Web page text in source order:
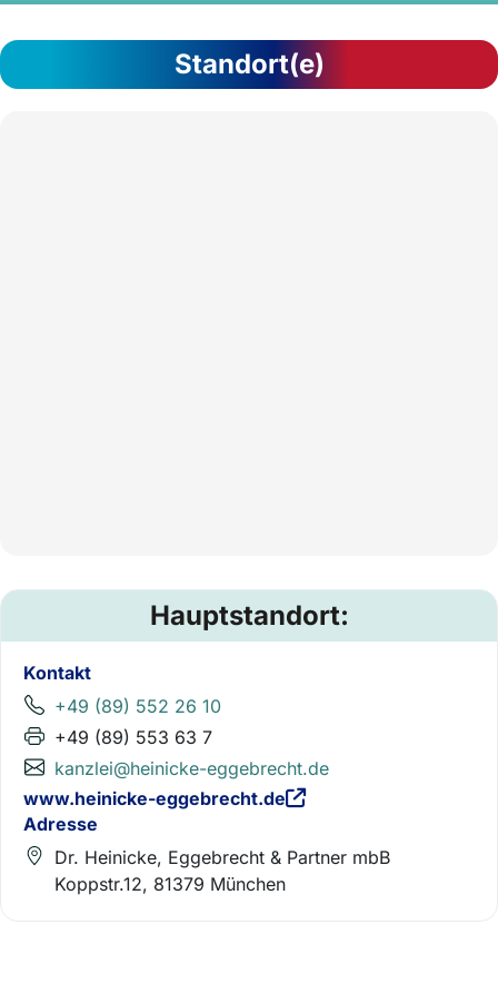
Standort(e)
Hauptstandort:
Kontakt
+49 (89) 552 26 10
+49 (89) 553 63 7
kanzlei@heinicke-eggebrecht.de
www.heinicke-eggebrecht.de
Adresse
Dr. Heinicke, Eggebrecht & Partner mbB
Koppstr.12, 81379 München